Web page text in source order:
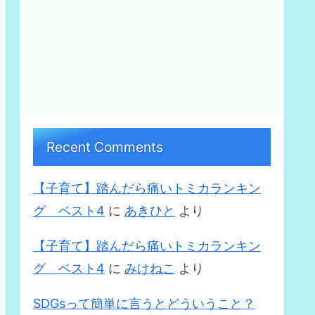
Recent Comments
【子育て】踏んだら痛いトミカランキン
グ ベスト4 に あきひと より
【子育て】踏んだら痛いトミカランキン
グ ベスト4 に みけねこ より
SDGsって簡単に言うとどういうこと？